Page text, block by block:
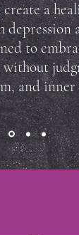
a
to
and